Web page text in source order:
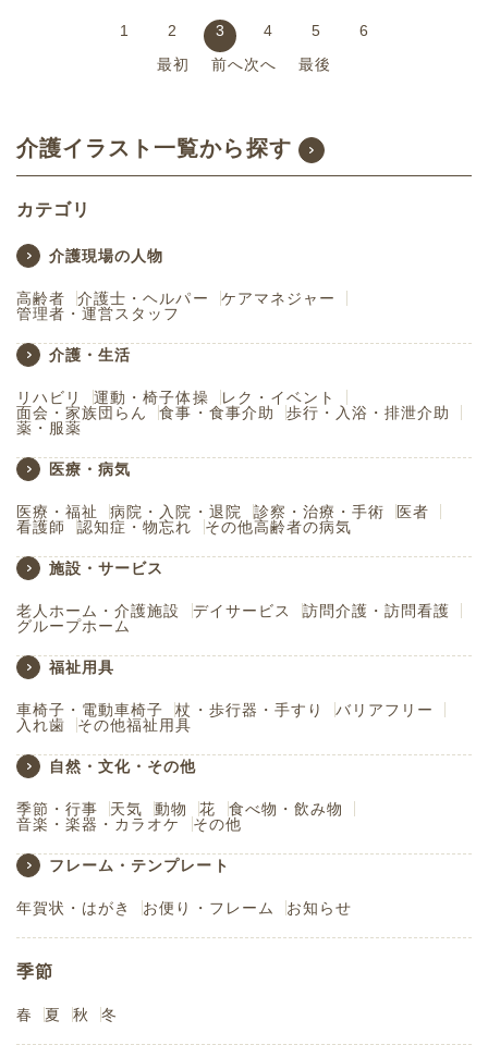
最初 前へ
1 2 3 4 5
6
次へ
最後
介護イラスト一覧から探す
カテゴリ
介護現場の人物
高齢者 介護士・ヘルパー
ケアマネジャー
管理者・運営スタッフ
介護・生活
リハビリ 運動・椅子体操
レク・イベント
面会・家族団らん
食事・食事介助
歩行・入浴・排泄介助
薬・服薬
医療・病気
医療・福祉 病院・入院・退院 診察・治療・手術
医者
看護師
認知症・物忘れ その他高齢者の病気
施設・サービス
老人ホーム・介護施設 デイサービス
訪問介護・訪問看護
グループホーム
福祉用具
車椅子・電動車椅子 杖・歩行器・手すり
バリアフリー
入れ歯
その他福祉用具
自然・文化・その他
季節・行事 天気 動物 花
食べ物・飲み物
音楽・楽器・カラオケ
その他
フレーム・テンプレート
年賀状・はがき お便り・フレーム お知らせ
季節
春 夏 秋 冬